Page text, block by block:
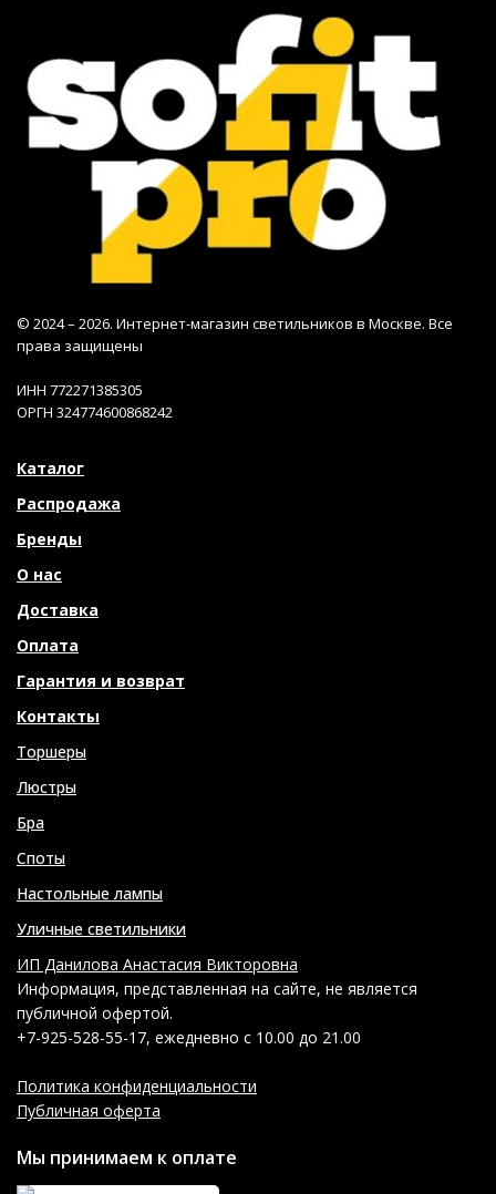
© 2024 – 2026. Интернет-магазин светильников в Москве. Все
права защищены
ИНН 772271385305
ОРГН 324774600868242
Каталог
Распродажа
Бренды
О нас
Доставка
Оплата
Гарантия и возврат
Контакты
Торшеры
Люстры
Бра
Споты
Настольные лампы
Уличные светильники
ИП Данилова Анастасия Викторовна
Информация, представленная на сайте, не является
публичной офертой.
+7-925-528-55-17, ежедневно с 10.00 до 21.00
Политика конфиденциальности
Публичная оферта
Мы принимаем к оплате